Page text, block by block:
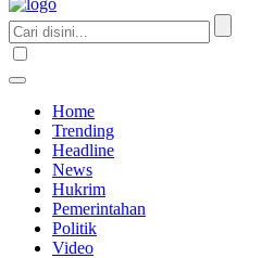
Home
Trending
Headline
News
Hukrim
Pemerintahan
Politik
Video